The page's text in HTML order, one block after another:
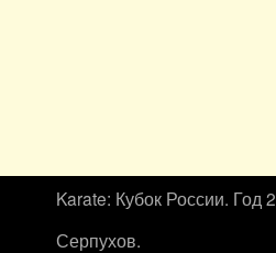
Karate: Кубок России. Год
Серпухов.